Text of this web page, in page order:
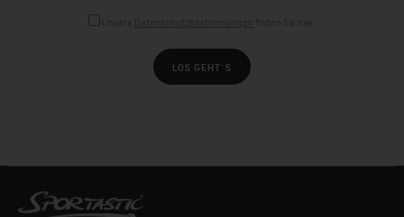
LOS GEHT´S